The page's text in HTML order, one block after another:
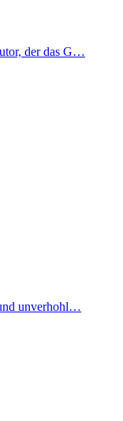
der das G…
unverhohl…